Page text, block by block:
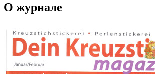
О журнале